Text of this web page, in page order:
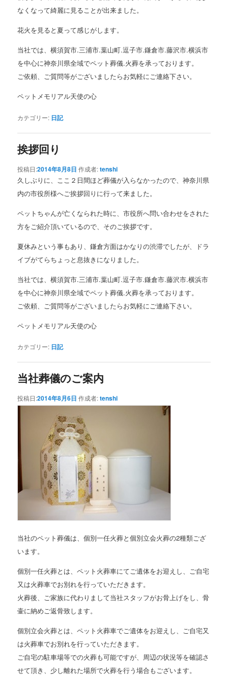
なくなって綺麗に見ることが出来ました。
花火を見ると夏って感じがします。
当社では、横須賀市.三浦市.葉山町.逗子市.鎌倉市.藤沢市.横浜市
を中心に神奈川県全域でペット葬儀.火葬を承っております。
ご依頼、ご質問等がございましたらお気軽にご連絡下さい。
ペットメモリアル天使の心
カテゴリー: 日記
挨拶回り
投稿日:2014年8月8日 作成者:tenshi
久しぶりに、ここ２日間ほど葬儀が入らなかったので、神奈川県
内の市役所様へご挨拶回りに行って来ました。
ペットちゃんが亡くなられた時に、市役所へ問い合わせをされた
方をご紹介頂いているので、そのご挨拶です。
夏休みという事もあり、鎌倉方面はかなりの渋滞でしたが、ドラ
イブがてらちょっと息抜きになりました。
当社では、横須賀市.三浦市.葉山町.逗子市.鎌倉市.藤沢市.横浜市
を中心に神奈川県全域でペット葬儀.火葬を承っております。
ご依頼、ご質問等がございましたらお気軽にご連絡下さい。
ペットメモリアル天使の心
カテゴリー: 日記
当社葬儀のご案内
投稿日:2014年8月6日 作成者:tenshi
当社のペット葬儀は、個別一任火葬と個別立会火葬の2種類ござ
います。
個別一任火葬とは、ペット火葬車にてご遺体をお迎えし、ご自宅
又は火葬車でお別れを行っていただきます。
火葬後、ご家族に代わりまして当社スタッフがお骨上げをし、骨
壷に納めご返骨致します。
個別立会火葬とは、ペット火葬車でご遺体をお迎えし、ご自宅又
は火葬車でお別れを行っていただきます。
ご自宅の駐車場等での火葬も可能ですが、周辺の状況等を確認さ
せて頂き、少し離れた場所で火葬を行う場合もございます。